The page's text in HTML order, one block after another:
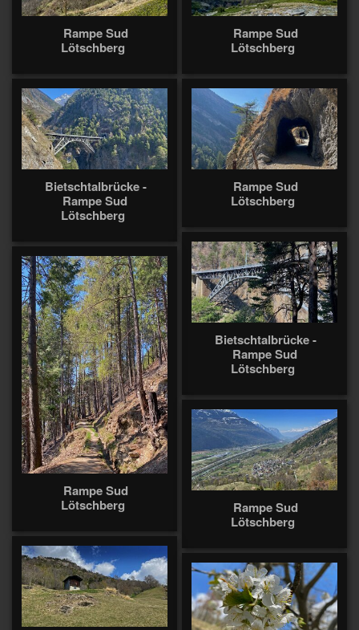
Rampe Sud
Lötschberg
Rampe Sud
Lötschberg
Bietschtalbrücke -
Rampe Sud
Lötschberg
Rampe Sud
Lötschberg
Bietschtalbrücke -
Rampe Sud
Lötschberg
Rampe Sud
Lötschberg
Rampe Sud
Lötschberg